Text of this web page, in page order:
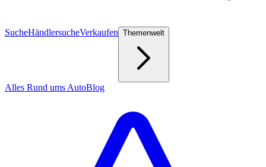
SucheHändlersucheVerkaufen Themenwelt
Alles Rund ums AutoBlog